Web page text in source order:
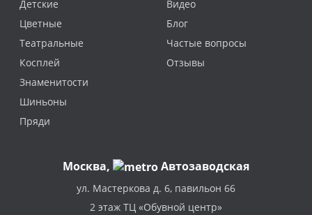
Детские
Цветные
Театральные
Косплей
Знаменитости
Шиньоны
Пряди
Видео
Блог
Частые вопросы
Отзывы
Москва, Автозаводская
ул. Мастеркова д. 6, павильон 66
2 этаж ТЦ «Обувной центр»